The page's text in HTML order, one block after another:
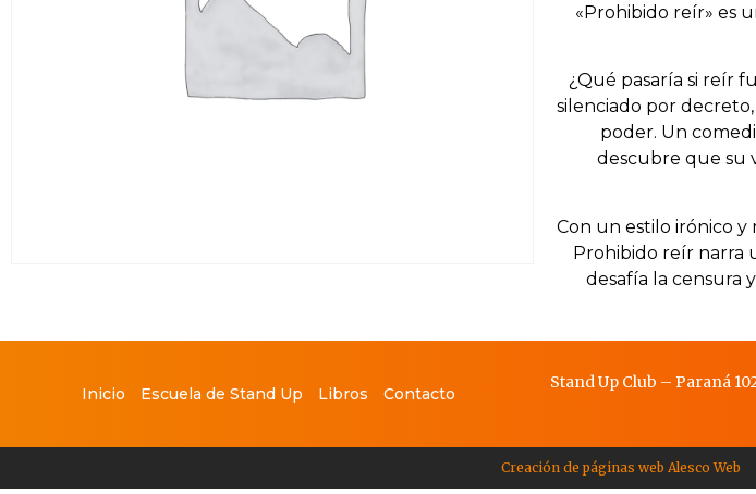
«Prohibido reír» es
¿Qué pasaría si reír
silenciado por
poder. Un
descubre que su
Con un estilo irónico
Prohibido reír narra
desafía la censura
Inicio Escuela de Stand Up Libros Contacto
Stand Up Club – Paraná
Creación de páginas web Alesco Web